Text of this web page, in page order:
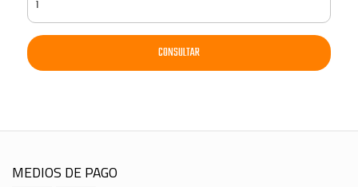
CONSULTAR
MEDIOS DE PAGO